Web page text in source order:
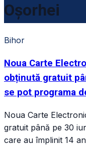
Oșorhei
Bihor
Noua Carte
obținută gratuit
se pot programa
Noua Carte
gratuit până pe 30
care au împlinit 14